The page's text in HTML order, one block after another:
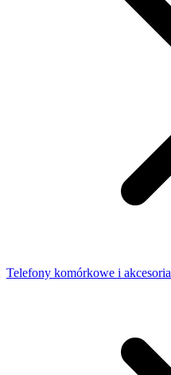
Telefony komórkowe i akcesoria